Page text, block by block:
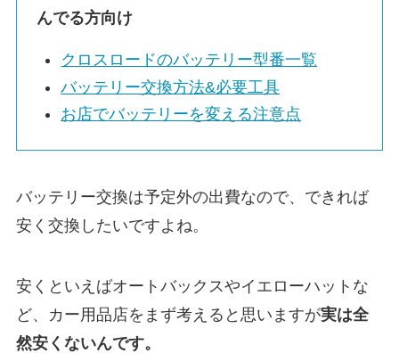
んでる方向け
クロスロードのバッテリー型番一覧
バッテリー交換方法&必要工具
お店でバッテリーを変える注意点
バッテリー交換は予定外の出費なので、できれば
安く交換したいですよね。
安くといえばオートバックスやイエローハットな
ど、カー用品店をまず考えると思いますが実は全
然安くないんです。